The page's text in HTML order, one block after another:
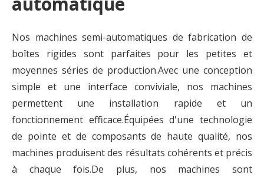
Nos machines semi-automatiques de fabrication de
boîtes rigides sont parfaites pour les petites et
moyennes séries de production.Avec une conception
simple et une interface conviviale, nos machines
permettent une installation rapide et un
fonctionnement efficace.Équipées d'une technologie
de pointe et de composants de haute qualité, nos
machines produisent des résultats cohérents et précis
à chaque fois.De plus, nos machines sont